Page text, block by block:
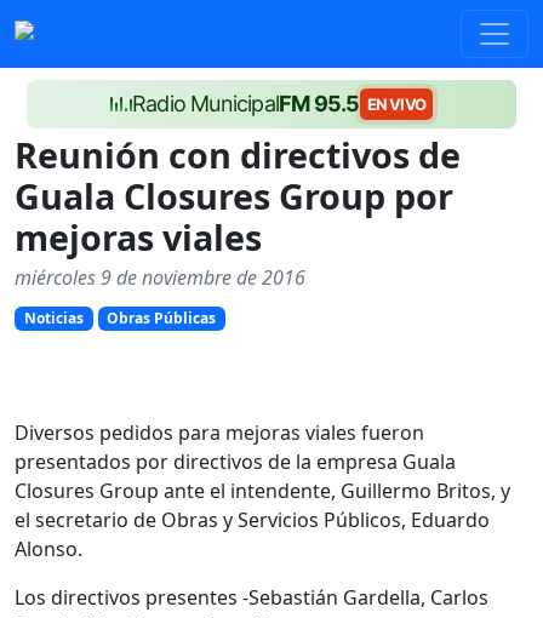
Radio MunicipalFM 95.5 EN VIVO
Reunión con directivos de
Guala Closures Group por
mejoras viales
miércoles 9 de noviembre de 2016
Noticias Obras Públicas
Diversos pedidos para mejoras viales fueron
presentados por directivos de la empresa Guala
Closures Group ante el intendente, Guillermo Britos, y
el secretario de Obras y Servicios Públicos, Eduardo
Alonso.
Los directivos presentes -Sebastián Gardella, Carlos